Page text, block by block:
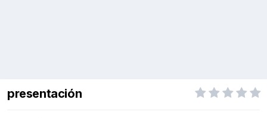
presentación